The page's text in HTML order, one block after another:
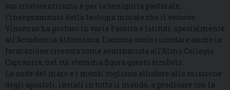
suo cristocentrismo e per la benignità pastorale,
l’insegnamento della teologia morale che il vescovo
Vincenzo ha profuso in varie Facoltà e Istituti, specialmente
all’Accademia Alfonsiana. L’ancora vuole ricordare anche la
formazione ricevuta come seminarista all’Almo Collegio
Capranica, nel cui stemma figura questo simbolo.
Le onde del mare e i monti vogliono alludere alla missione
degli apostoli, inviati in tutto il mondo, a predicare con la